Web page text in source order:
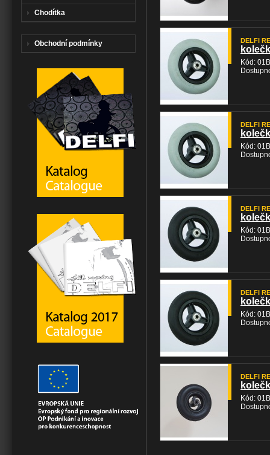
DELFI
Kód:
DELFI
Kód:
DELFI
Kód:
DELFI
Kód:
DELFI
Kód:
Chodítka
Obchodní podmínky